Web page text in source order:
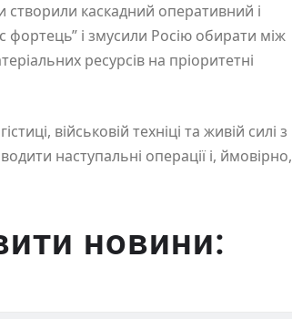
створили каскадний оперативний і
фортець” і змусили Росію обирати між
ресурсів на пріоритетні
військовій техніці та живій силі з
наступальні операції і, ймовірно,
новини: